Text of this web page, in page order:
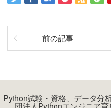
前の記事
Python試験・資格、データ分